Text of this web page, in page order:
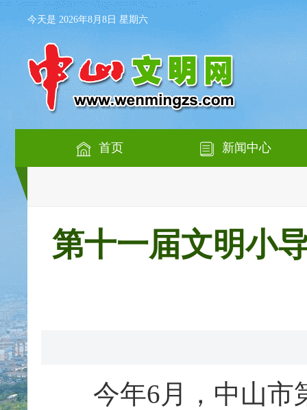
今天是 2026年8月8日 星期六
首页 新闻中心
第十一届文明小
今年6月，中山市